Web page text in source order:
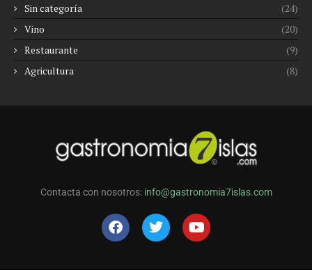
Sin categoría
(24)
Vino
(20)
Restaurante
(9)
Agricultura
(8)
Contacta con nosotros: info@gastronomia7islas.com